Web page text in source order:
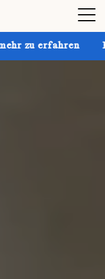
Hol dir bis zu 30